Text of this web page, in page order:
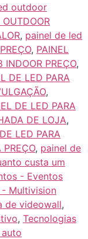
outdoor
, painel de led
, PAINEL
INDOOR PREÇO,
DE LED PARA
,
DE LED PARA
DE LOJA,
LED PARA
PREÇO, painel de
custa um
- Eventos
Multivision
de videowall,
, Tecnologias